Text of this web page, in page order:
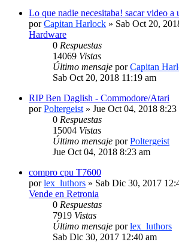
Lo que nadie necesitaba! sacar video
porCapitan Harlock » Sab Oct 20,
Hardware
0 Respuestas
14069 Vistas
Último mensaje porCapitan
Sab Oct 20, 2018 11:19 am
RIP Ben Daglish - Commodore/Atari
porPoltergeist » Jue Oct 04, 2018 8:23
0 Respuestas
15004 Vistas
Último mensaje porPoltergeist
Jue Oct 04, 2018 8:23 am
compro cpu T7600
porlex_luthors » Sab Dic 30, 2017
Vende en Retronia
0 Respuestas
7919 Vistas
Último mensaje porlex_luthors
Sab Dic 30, 2017 12:40 am